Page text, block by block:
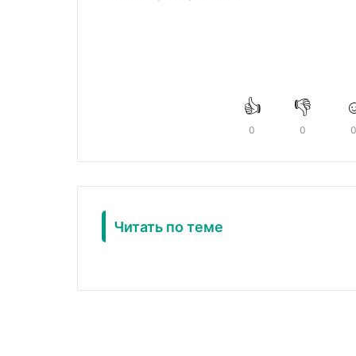
👍
0
👎
0 0
Читать по теме